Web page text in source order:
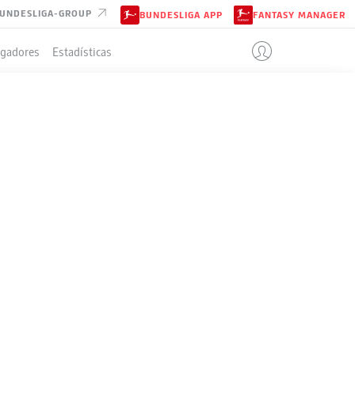
GROUP BUNDESLIGA APP FANTASY MANAGER
Estadísticas